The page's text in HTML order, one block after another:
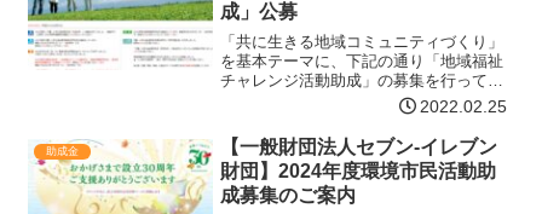
成」公募
「共に生きる地域コミュニティづくり」
を基本テーマに、下記の通り「地域福祉
チャレンジ活動助成」の募集を行ってお
ります。募集締切日2022年5月31日(火)募
集の概要助成内容地域での継続的自立生
活を支えるシステム(地域包括ケアシステ
ム)展開等に…【詳細はコチラ】
2022.02.25
助成金
【一般財団法人セブン-イレブン
財団】2024年度環境市民活動助
成募集のご案内